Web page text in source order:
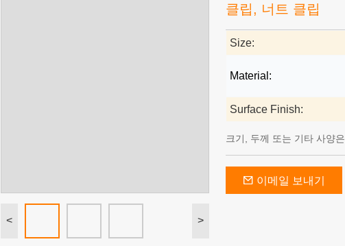
< >
클립, 너트 클립
Size:
Material:
Surface Finish:
크기, 두께 또는 기타 사양
이메일 보내기